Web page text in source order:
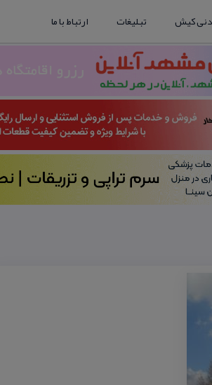
کیش تبلیغات ارتباط با ما